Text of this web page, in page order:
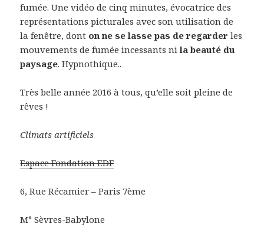
fumée. Une vidéo de cinq minutes, évocatrice des
représentations picturales avec son utilisation de
la fenêtre, dont on ne se lasse pas de regarder les
mouvements de fumée incessants nila beauté du
paysage. Hypnothique..
Très belle année 2016 à tous, qu’elle soit pleine de
rêves !
Climats artificiels
Espace Fondation EDF
6, Rue Récamier – Paris 7ème
M° Sèvres-Babylone